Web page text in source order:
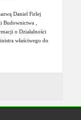
Daniel Firlej
Budownictwa ,
o Działalności
właściwego do